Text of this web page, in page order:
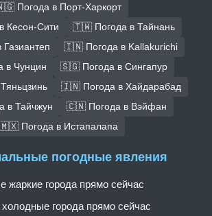
Погода в Порт-Харкорт
Кесон-Сити
🇹🇼 Погода в Тайнань
🇮🇳 Погода в Kallakurichi
Чунцин
🇸🇬 Погода в Сингапур
🇮🇳 Погода в Хайдарабад
в Тайчжун
🇨🇳 Погода в Вэйфан
🇲🇽 Погода в Истапалапа
погодные явления
жаркие города прямо сейчас
города прямо сейчас